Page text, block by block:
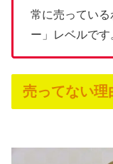
常に売ってい
ー」レベルです
売ってない理